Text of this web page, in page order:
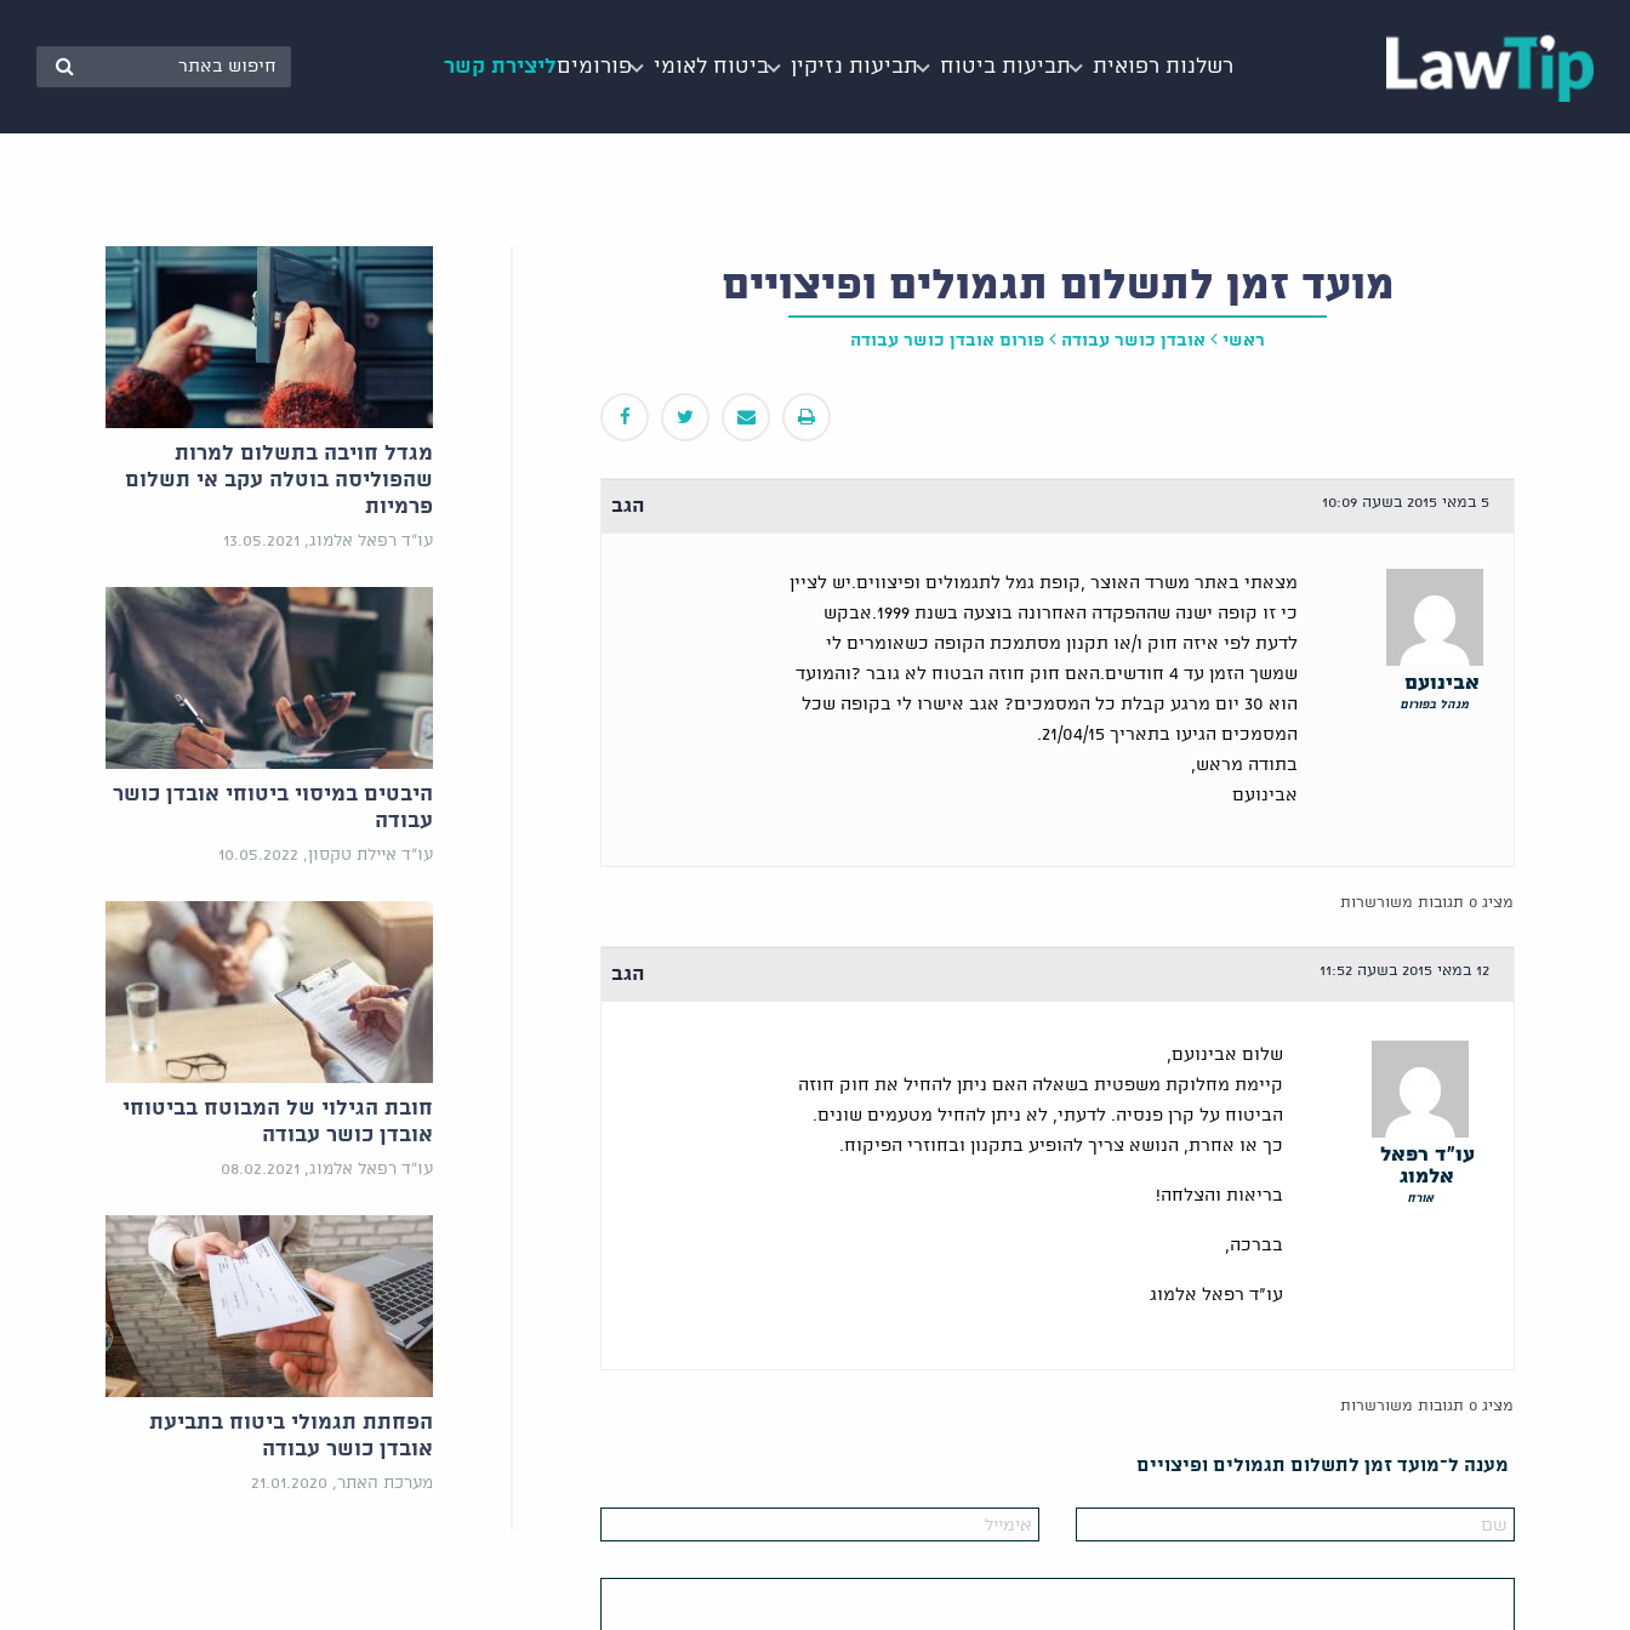
רשלנות רפואית תביעות ביטוח תביעות נזיקין ביטוח לאומי פורומיםליצירת קשר
מועד זמן לתשלום תגמולים ופיצויים
ראשי אובדן כושר עבודה פורום אובדן כושר עבודה
5 במאי 2015 בשעה 10:09 הגב
אבינועם
מנהל בפורום
מצאתי באתר משרד האוצר ,קופת גמל לתגמולים ופיצווים.יש לציין
כי זו קופה ישנה שההפקדה האחרונה בוצעה בשנת 1999.אבקש
לדעת לפי איזה חוק ו/או תקנון מסתמכת הקופה כשאומרים לי
שמשך הזמן עד 4 חודשים.האם חוק חוזה הבטוח לא גובר ?והמועד
הוא 30 יום מרגע קבלת כל המסמכים? אגב אישרו לי בקופה שכל
המסמכים הגיעו בתאריך 21/04/15.
בתודה מראש,
אבינועם
מציג 0 תגובות משורשרות
12 במאי 2015 בשעה 11:52 הגב
עו"ד רפאל
אלמוג
אורח
שלום אבינועם,
קיימת מחלוקת משפטית בשאלה האם ניתן להחיל את חוק חוזה
הביטוח על קרן פנסיה. לדעתי, לא ניתן להחיל מטעמים שונים.
כך או אחרת, הנושא צריך להופיע בתקנון ובחוזרי הפיקוח.
בריאות והצלחה!
בברכה,
עו"ד רפאל אלמוג
מציג 0 תגובות משורשרות
מענה ל־מועד זמן לתשלום תגמולים ופיצויים
מגדל חויבה בתשלום למרות
שהפוליסה בוטלה עקב אי תשלום
פרמיות
עו"ד רפאל אלמוג, 13.05.2021
היבטים במיסוי ביטוחי אובדן כושר
עבודה
עו"ד איילת טקסון, 10.05.2022
חובת הגילוי של המבוטח בביטוחי
אובדן כושר עבודה
עו"ד רפאל אלמוג, 08.02.2021
הפחתת תגמולי ביטוח בתביעת
אובדן כושר עבודה
מערכת האתר, 21.01.2020